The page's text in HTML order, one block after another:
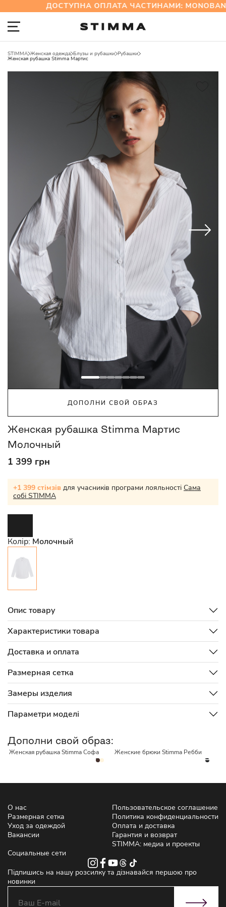
ДОСТУПНА ОПЛАТА ЧАСТИНАМИ:
STIMMA Женская одежда Блузы и рубашки Рубашки
Женская рубашка Stimma Мартис
ДОПОЛНИ СВОЙ ОБРАЗ
Женская рубашка Stimma Мартис
Молочный
1 399 грн
+1 399 стімзів для учасників програми лояльності Сама
собі STIMMA
Колір: Молочный
Опис товару
Характеристики товара
Доставка и оплата
Размерная сетка
Замеры изделия
Параметри моделі
Дополни свой образ:
НЕТ В НАЛИЧИИ
Женская рубашка Stimma Софа Женские брюки Stimma Ребби
О нас
Размерная сетка
Уход за одеждой
Вакансии
Пользовательское соглашение
Политика конфиденциальности
Оплата и доставка
Гарантия и возврат
STIMMA: медиа и проекты
Социальные сети
Підпишись на нашу розсилку та дізнавайся першою про
новинки